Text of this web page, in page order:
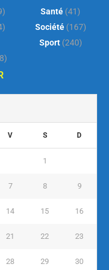
Santé (41)
Société(167)
Sport(240)
V S D
1
7 8 9
14 15 16
21 22 23
28 29 30